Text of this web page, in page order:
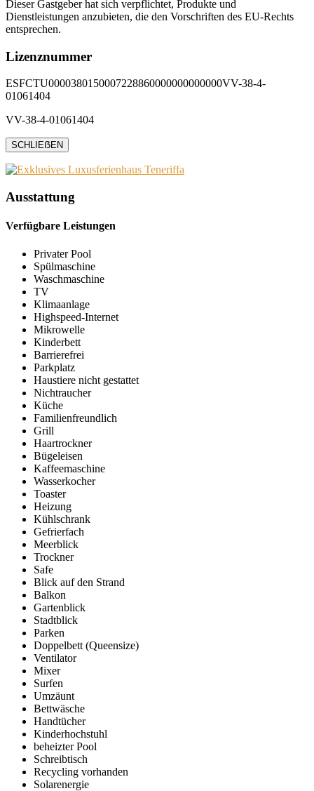
Dieser Gastgeber hat sich verpflichtet, Produkte und
Dienstleistungen anzubieten, die den Vorschriften des EU-Rechts
entsprechen.
Lizenznummer
ESFCTU0000380150007228860000000000000VV-38-4-
01061404
VV-38-4-01061404
SCHLIEẞEN
Ausstattung
Verfügbare Leistungen
Privater Pool
Spülmaschine
Waschmaschine
TV
Klimaanlage
Highspeed-Internet
Mikrowelle
Kinderbett
Barrierefrei
Parkplatz
Haustiere nicht gestattet
Nichtraucher
Küche
Familienfreundlich
Grill
Haartrockner
Bügeleisen
Kaffeemaschine
Wasserkocher
Toaster
Heizung
Kühlschrank
Gefrierfach
Meerblick
Trockner
Safe
Blick auf den Strand
Balkon
Gartenblick
Stadtblick
Parken
Doppelbett (Queensize)
Ventilator
Mixer
Surfen
Umzäunt
Bettwäsche
Handtücher
Kinderhochstuhl
beheizter Pool
Schreibtisch
Recycling vorhanden
Solarenergie